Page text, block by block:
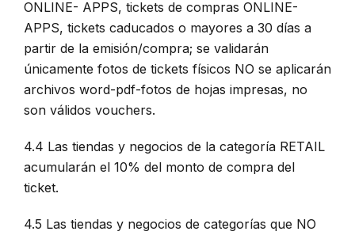
ONLINE- APPS, tickets de compras ONLINE-
APPS, tickets caducados o mayores a 30 días a
partir de la emisión/compra; se validarán
únicamente fotos de tickets físicos NO se aplicarán
archivos word-pdf-fotos de hojas impresas, no
son válidos vouchers.
4.4 Las tiendas y negocios de la categoría RETAIL
acumularán el 10% del monto de compra del
ticket.
4.5 Las tiendas y negocios de categorías que NO